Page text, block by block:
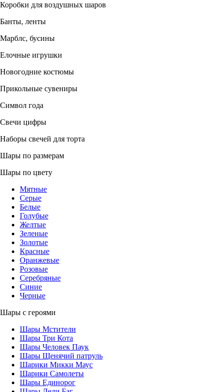
Коробки для воздушных шаров
Банты, ленты
Марблс, бусины
Елочные игрушки
Новогодние костюмы
Прикольные сувениры
Символ года
Свечи цифры
Наборы свечей для торта
Шары по размерам
Шары по цвету
Мятные
Серые
Белые
Голубые
Желтые
Зеленые
Золотые
Красные
Оранжевые
Розовые
Серебряные
Синие
Черные
Шары с героями
Шары Мстители
Шары Три Кота
Шары Человек Паук
Шары Щенячий патруль
Шарики Микки Маус
Шарики Самолеты
Шары Единорог